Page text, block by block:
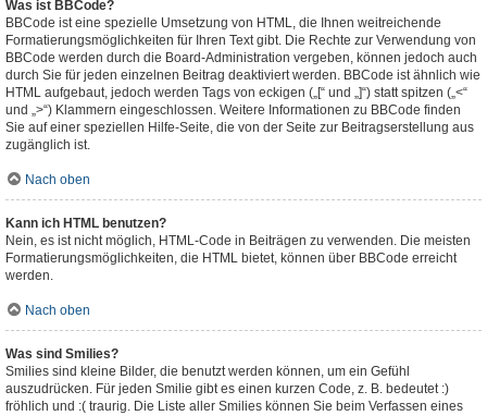
Was ist BBCode?
BBCode ist eine spezielle Umsetzung von HTML, die Ihnen weitreichende
Formatierungsmöglichkeiten für Ihren Text gibt. Die Rechte zur Verwendung von
BBCode werden durch die Board-Administration vergeben, können jedoch auch
durch Sie für jeden einzelnen Beitrag deaktiviert werden. BBCode ist ähnlich wie
HTML aufgebaut, jedoch werden Tags von eckigen („[“ und „]“) statt spitzen („<“
und „>“) Klammern eingeschlossen. Weitere Informationen zu BBCode finden
Sie auf einer speziellen Hilfe-Seite, die von der Seite zur Beitragserstellung aus
zugänglich ist.
Nach oben
Kann ich HTML benutzen?
Nein, es ist nicht möglich, HTML-Code in Beiträgen zu verwenden. Die meisten
Formatierungsmöglichkeiten, die HTML bietet, können über BBCode erreicht
werden.
Nach oben
Was sind Smilies?
Smilies sind kleine Bilder, die benutzt werden können, um ein Gefühl
auszudrücken. Für jeden Smilie gibt es einen kurzen Code, z. B. bedeutet :)
fröhlich und :( traurig. Die Liste aller Smilies können Sie beim Verfassen eines